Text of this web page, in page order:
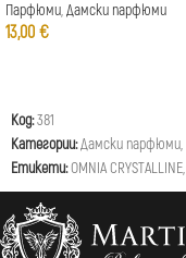
Парфюми,Дамски парфюми
13,00 €
Код:381
Категории:Дамски парфюми,
Етикети:OMNIA CRYSTALLINE,